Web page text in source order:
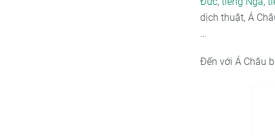
dịch thuật, Á
…
Đến với Á Châu